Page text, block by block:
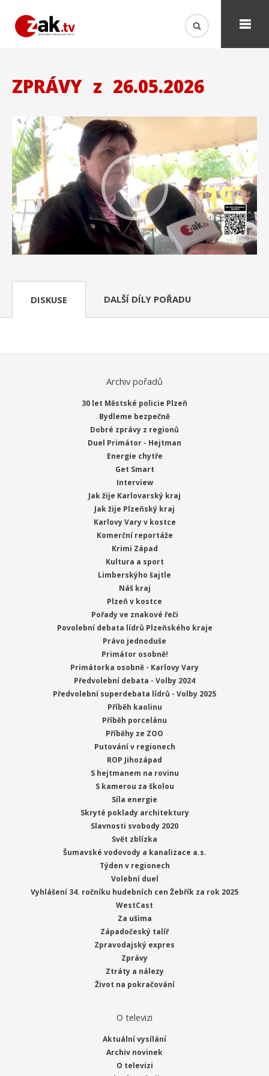
ZPRÁVY z 26.05.2026
DISKUSE DALŠÍ DÍLY POŘADU
Archiv pořadů
30 let Městské policie Plzeň
Bydleme bezpečně
Dobré zprávy z regionů
Duel Primátor - Hejtman
Energie chytře
Get Smart
Interview
Jak žije Karlovarský kraj
Jak žije Plzeňský kraj
Karlovy Vary v kostce
Komerční reportáže
Krimi Západ
Kultura a sport
Limberskýho šajtle
Náš kraj
Plzeň v kostce
Pořady ve znakové řeči
Povolební debata lídrů Plzeňského kraje
Právo jednoduše
Primátor osobně!
Primátorka osobně - Karlovy Vary
Předvolební debata - Volby 2024
Předvolební superdebata lídrů - Volby 2025
Příběh kaolinu
Příběh porcelánu
Příběhy ze ZOO
Putování v regionech
ROP Jihozápad
S hejtmanem na rovinu
S kamerou za školou
Síla energie
Skryté poklady architektury
Slavnosti svobody 2020
Svět zblízka
Šumavské vodovody a kanalizace a.s.
Týden v regionech
Volební duel
Vyhlášení 34. ročníku hudebních cen Žebřík za rok 2025
WestCast
Za ušima
Západočeský talíř
Zpravodajský expres
Zprávy
Ztráty a nálezy
Život na pokračování
O televizi
Aktuální vysílání
Archiv novinek
O televizi